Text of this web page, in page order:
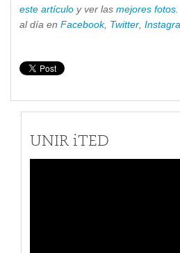
este artículo y ver las mejores fotos
al día en Facebook, Twitter
UNIR iTED